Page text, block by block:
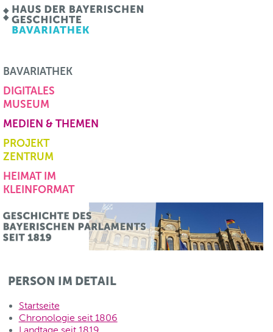
BAVARIATHEK
DIGITALES
MUSEUM
MEDIEN & THEMEN
PROJEKT
ZENTRUM
HEIMAT IM
KLEINFORMAT
PERSON IM DETAIL
Startseite
Chronologie seit 1806
Landtage seit 1819